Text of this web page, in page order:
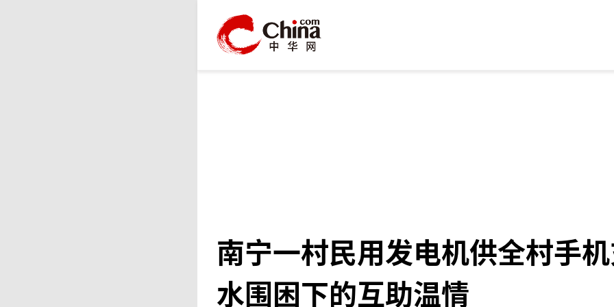
南宁一村民用发电机供全村手
水围困下的互助温情